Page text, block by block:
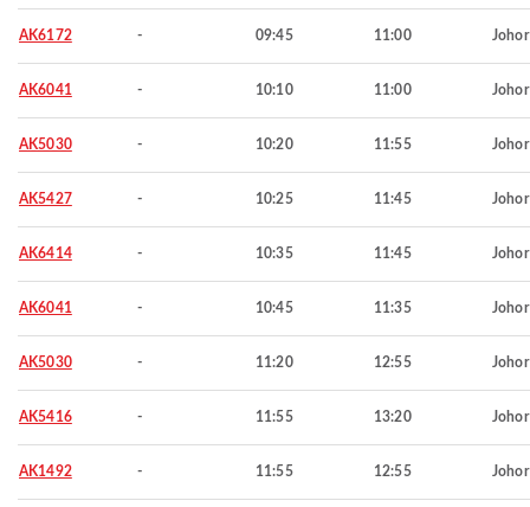
AK6172 - 09:45 11:00
AK6041 - 10:10 11:00
AK5030 - 10:20 11:55
AK5427 - 10:25 11:45
AK6414 - 10:35 11:45
AK6041 - 10:45 11:35
AK5030 - 11:20 12:55
AK5416 - 11:55 13:20
AK1492 - 11:55 12:55